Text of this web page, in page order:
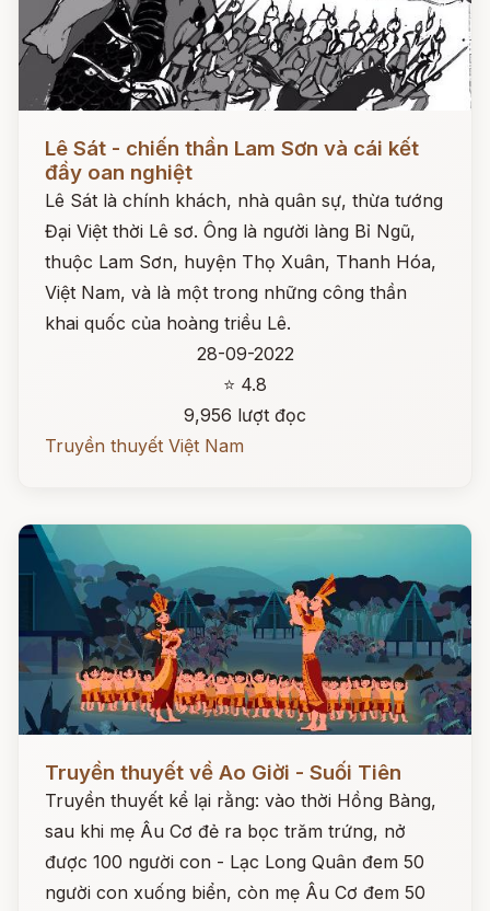
Lê Sát - chiến thần Lam Sơn và cái kết
đầy oan nghiệt
Lê Sát là chính khách, nhà quân sự, thừa tướng
Đại Việt thời Lê sơ. Ông là người làng Bỉ Ngũ,
thuộc Lam Sơn, huyện Thọ Xuân, Thanh Hóa,
Việt Nam, và là một trong những công thần
khai quốc của hoàng triều Lê.
28-09-2022
⭐ 4.8
9,956 lượt đọc
Truyền thuyết Việt Nam
Đọc ngay
Truyền thuyết về Ao Giời - Suối Tiên
Truyền thuyết kể lại rằng: vào thời Hồng Bàng,
sau khi mẹ Âu Cơ đẻ ra bọc trăm trứng, nở
được 100 người con - Lạc Long Quân đem 50
người con xuống biển, còn mẹ Âu Cơ đem 50